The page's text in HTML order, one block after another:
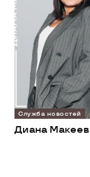
Служба новостей
Диана